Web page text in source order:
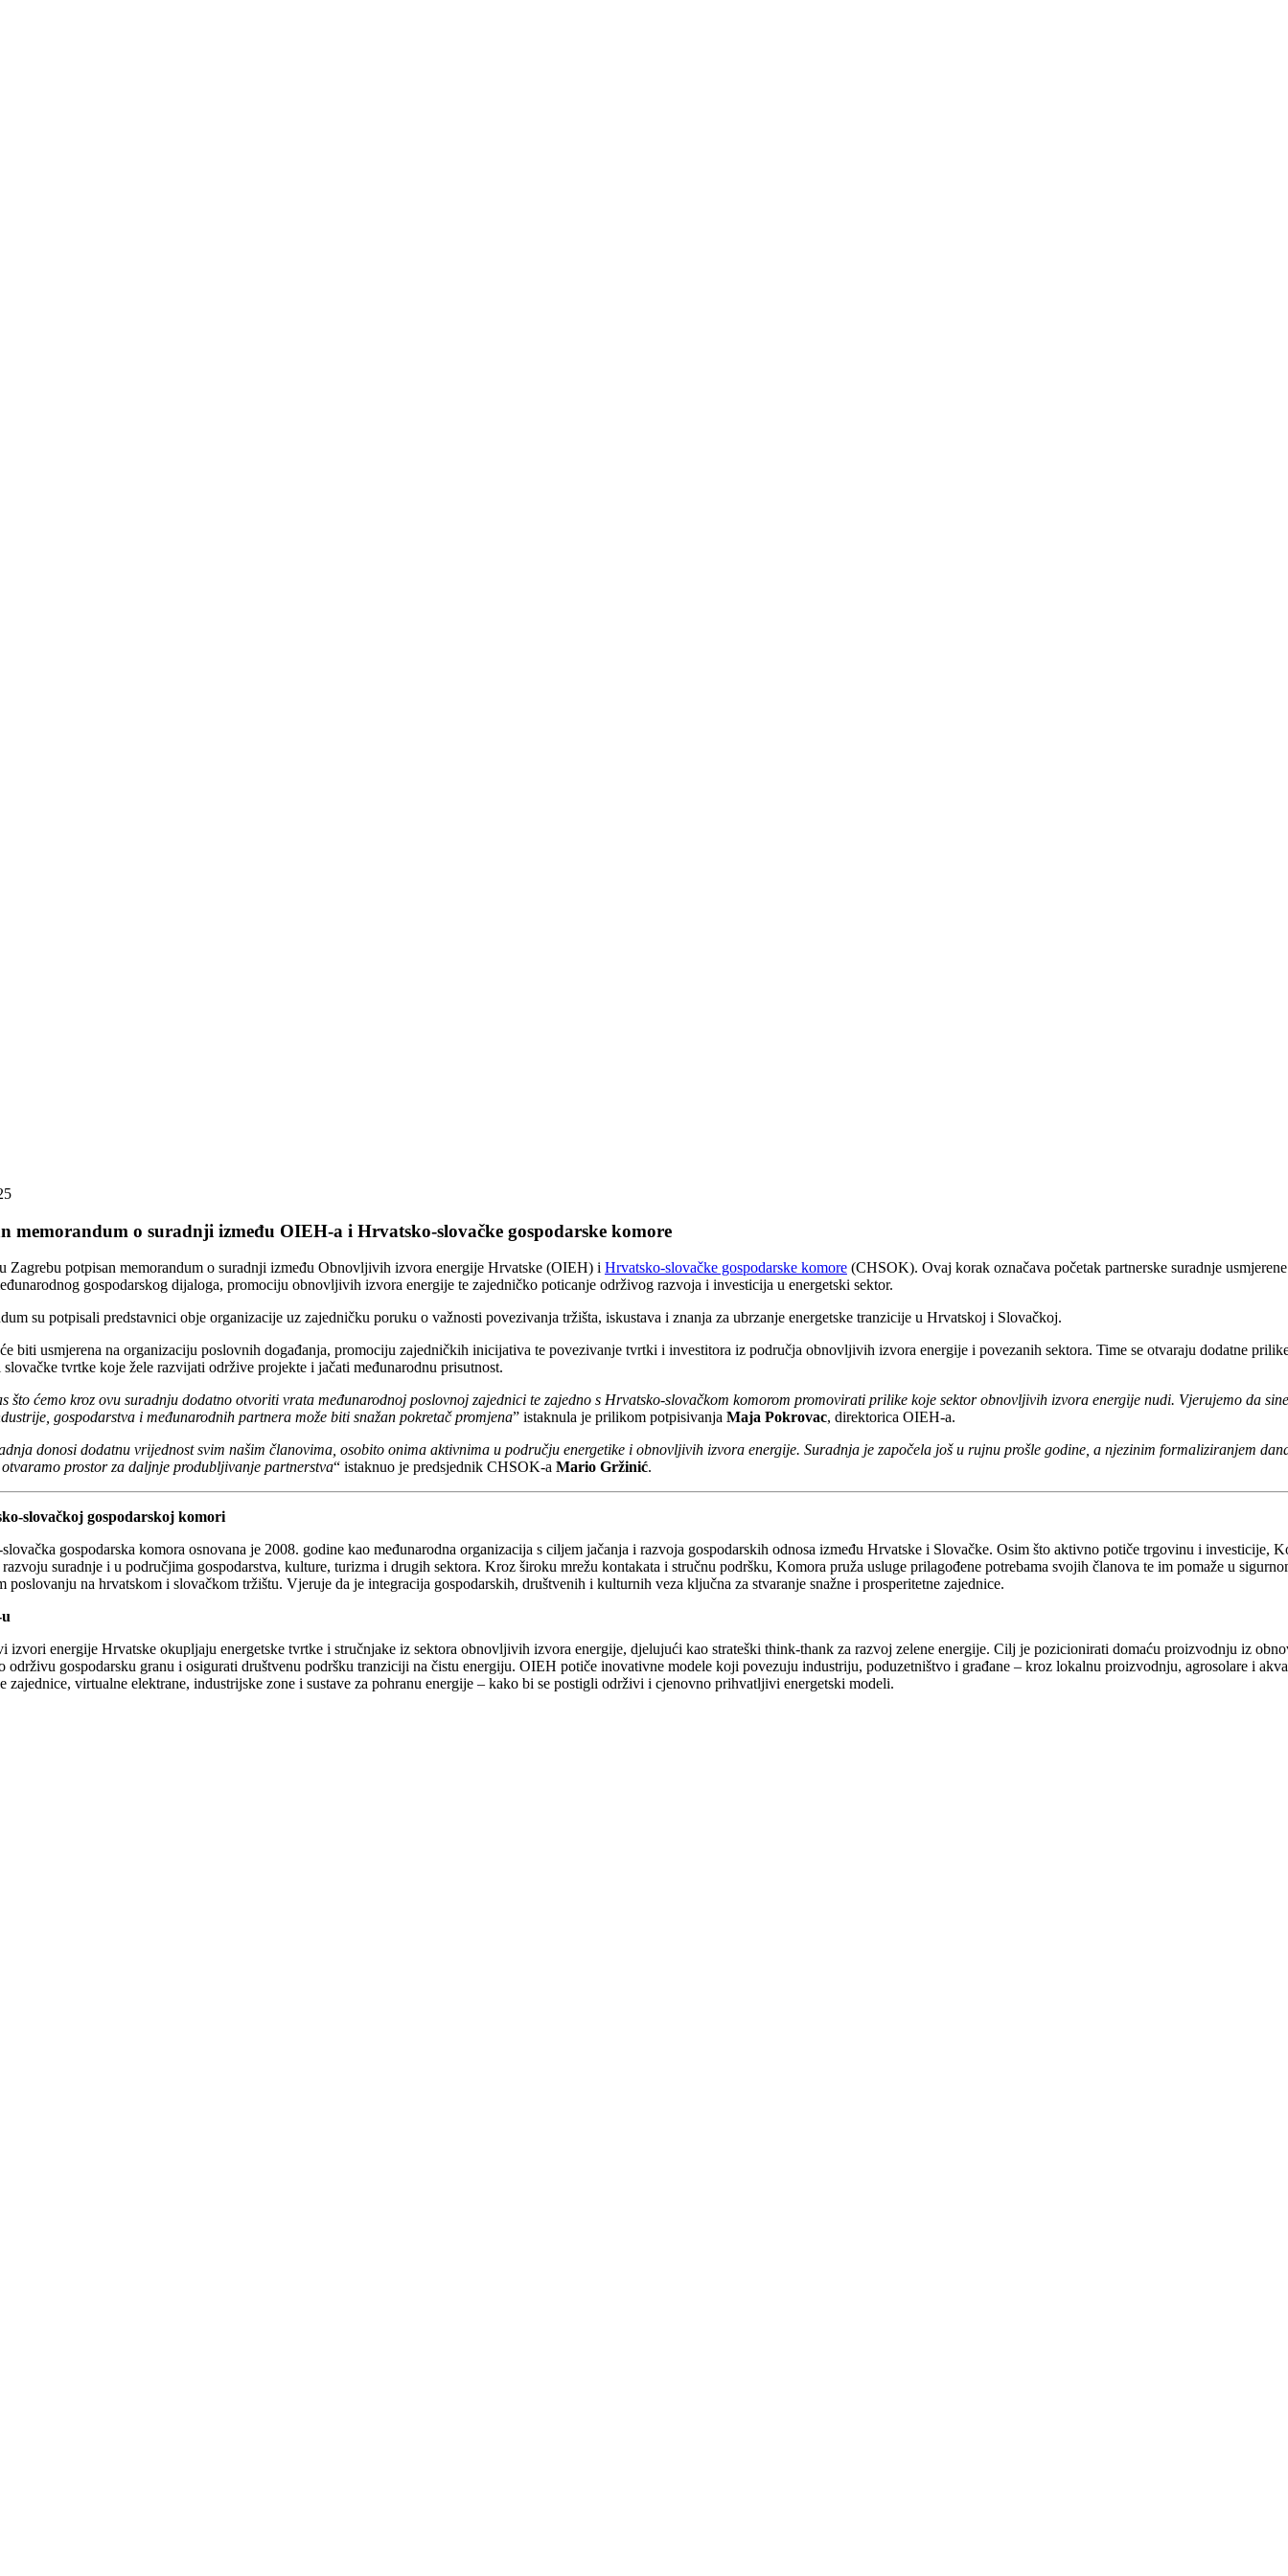
memorandum o suradnji između OIEH-a i Hrvatsko-slovačke gospodarske komore
Zagrebu potpisan memorandum o suradnji između Obnovljivih izvora energije Hrvatske (OIEH) i Hrvatsko-slovačke gospodarske komore(CHSOK). Ovaj korak označava početak partnerske suradnje
gospodarskog dijaloga, promociju obnovljivih izvora energije te zajedničko poticanje održivog razvoja i investicija u energetski sektor.
su potpisali predstavnici obje organizacije uz zajedničku poruku o važnosti povezivanja tržišta, iskustava i znanja za ubrzanje energetske tranzicije u Hrvatskoj i Slovačkoj.
biti usmjerena na organizaciju poslovnih događanja, promociju zajedničkih inicijativa te povezivanje tvrtki i investitora iz područja obnovljivih izvora energije i povezanih sektora. Time se otvaraju dodatne
slovačke tvrtke koje žele razvijati održive projekte i jačati međunarodnu prisutnost.
što ćemo kroz ovu suradnju dodatno otvoriti vrata međunarodnoj poslovnoj zajednici te zajedno s Hrvatsko-slovačkom komorom promovirati prilike koje sektor obnovljivih izvora energije nudi. Vjerujemo da
gospodarstva i međunarodnih partnera može biti snažan pokretač promjena” istaknula je prilikom potpisivanja Maja Pokrovac, direktorica OIEH-a.
donosi dodatnu vrijednost svim našim članovima, osobito onima aktivnima u području energetike i obnovljivih izvora energije. Suradnja je započela još u rujnu prošle godine, a njezinim formaliziranjem
prostor za daljnje produbljivanje partnerstva“ istaknuo je predsjednik CHSOK-a Mario Gržinić.
slovačkoj gospodarskoj komori
gospodarska komora osnovana je 2008. godine kao međunarodna organizacija s ciljem jačanja i razvoja gospodarskih odnosa između Hrvatske i Slovačke. Osim što aktivno potiče trgovinu i investicije,
suradnje i u područjima gospodarstva, kulture, turizma i drugih sektora. Kroz široku mrežu kontakata i stručnu podršku, Komora pruža usluge prilagođene potrebama svojih članova te im pomaže u
poslovanju na hrvatskom i slovačkom tržištu. Vjeruje da je integracija gospodarskih, društvenih i kulturnih veza ključna za stvaranje snažne i prosperitetne zajednice.
izvori energije Hrvatske okupljaju energetske tvrtke i stručnjake iz sektora obnovljivih izvora energije, djelujući kao strateški think-thank za razvoj zelene energije. Cilj je pozicionirati domaću proizvodnju iz
održivu gospodarsku granu i osigurati društvenu podršku tranziciji na čistu energiju. OIEH potiče inovativne modele koji povezuju industriju, poduzetništvo i građane – kroz lokalnu proizvodnju, agrosolare i
zajednice, virtualne elektrane, industrijske zone i sustave za pohranu energije – kako bi se postigli održivi i cjenovno prihvatljivi energetski modeli.